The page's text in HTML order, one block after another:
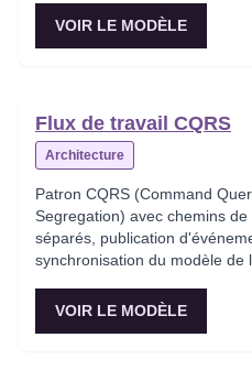
VOIR LE MODÈLE
Flux de travail CQRS
Architecture
Patron CQRS (Command
Segregation) avec chemins
séparés, publication
synchronisation du modèle de
VOIR LE MODÈLE